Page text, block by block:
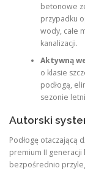
betonowe
przypadku
wody, całe
kanalizacji.
Aktywną
o klasie
podłogą,
sezonie
Autorski
Podłogę otaczającą
premium II generacji
bezpośrednio